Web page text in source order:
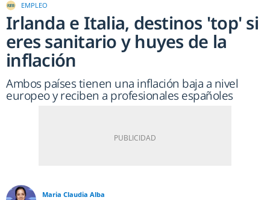
EMPLEO
Irlanda e Italia, destinos 'top' si
eres sanitario y huyes de la
inflación
Ambos países tienen una inflación baja a nivel
europeo y reciben a profesionales españoles
Maria Claudia Alba